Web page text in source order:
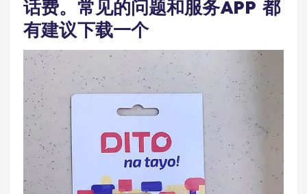
话费。常见的问题和服务APP 都
有建议下载一个